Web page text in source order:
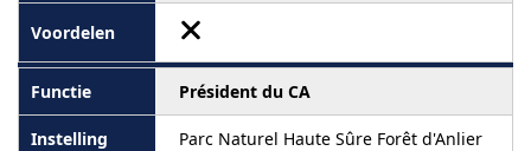
Président du CA
Parc Naturel Haute Sûre Forêt d'Anlier